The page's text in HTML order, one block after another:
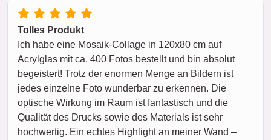
Tolles Produkt
Ich habe eine Mosaik-Collage in 120x80 cm auf
Acrylglas mit ca. 400 Fotos bestellt und bin absolut
begeistert! Trotz der enormen Menge an Bildern ist
jedes einzelne Foto wunderbar zu erkennen. Die
optische Wirkung im Raum ist fantastisch und die
Qualität des Drucks sowie des Materials ist sehr
hochwertig. Ein echtes Highlight an meiner Wand –